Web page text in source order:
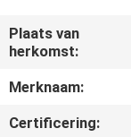
OVER
ONS
Plaats van
herkomst:
Merknaam:
Certificering: